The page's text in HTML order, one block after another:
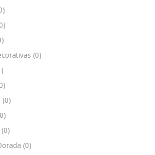
(0)
(0)
(0)
(0)